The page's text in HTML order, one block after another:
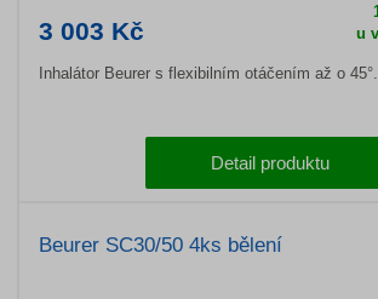
3 003 Kč
u
Inhalátor Beurer s flexibilním otáčením až o 45°.
Detail produktu
Beurer SC30/50 4ks bělení